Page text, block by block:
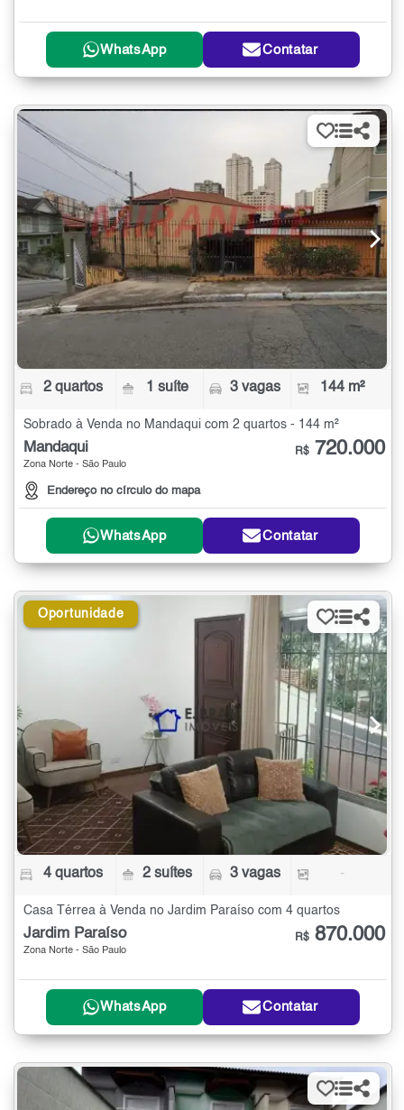
WhatsApp Contatar
2 quartos 1 suíte 3 vagas 144 m²
Sobrado à Venda no Mandaqui com 2 quartos - 144 m²
Mandaqui
Zona Norte - São Paulo
Endereço no círculo do mapa
R$ 720.000
WhatsApp Contatar
Oportunidade
4 quartos 2 suítes 3 vagas -
Casa Térrea à Venda no Jardim Paraíso com 4 quartos
Jardim Paraíso
Zona Norte - São Paulo
R$ 870.000
WhatsApp Contatar